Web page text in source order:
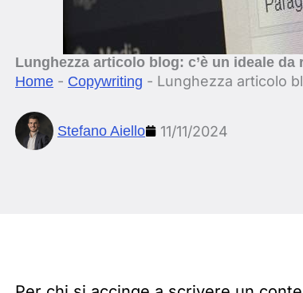
Lunghezza articolo blog: c’è un ideale da
Home - Copywriting - Lunghezza articolo
Stefano Aiello 11/11/2024